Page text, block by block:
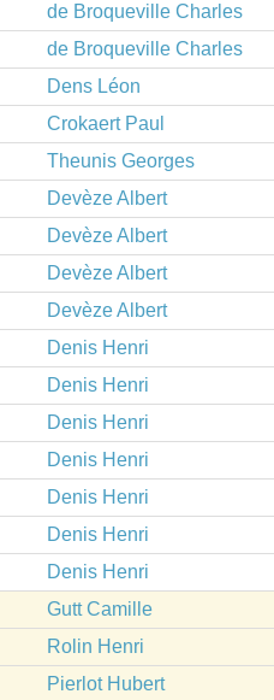
de Broqueville Charles
de Broqueville Charles
Dens Léon
Crokaert Paul
Theunis Georges
Devèze Albert
Devèze Albert
Devèze Albert
Devèze Albert
Denis Henri
Denis Henri
Denis Henri
Denis Henri
Denis Henri
Denis Henri
Denis Henri
Gutt Camille
Rolin Henri
Pierlot Hubert